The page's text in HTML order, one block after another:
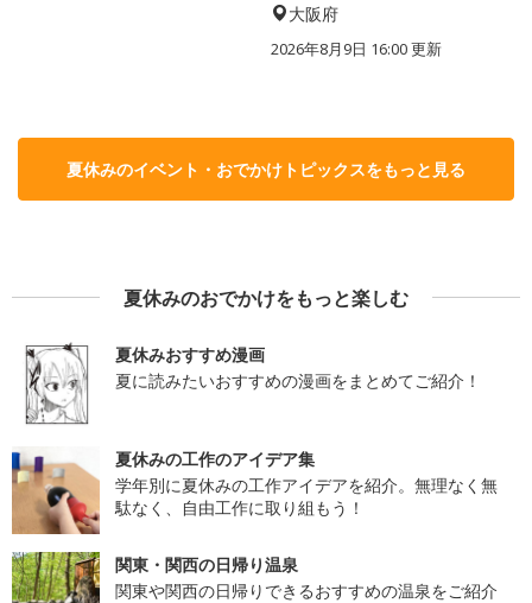
大阪府
2026年8月9日 16:00更新
夏休みのイベント・おでかけトピックスをもっと見る
夏休みのおでかけをもっと楽しむ
夏休みおすすめ漫画
夏に読みたいおすすめの漫画をまとめてご紹介！
夏休みの工作のアイデア集
学年別に夏休みの工作アイデアを紹介。無理なく無
駄なく、自由工作に取り組もう！
関東・関西の日帰り温泉
関東や関西の日帰りできるおすすめの温泉をご紹介